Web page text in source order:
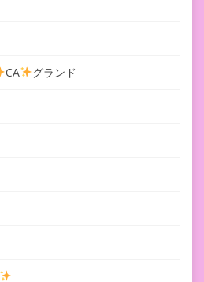
CA グランド